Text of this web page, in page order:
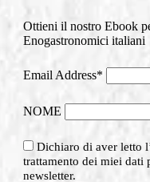
Ottieni il nostro Ebook
Enogastronomici italiani
Email Address*
NOME
Dichiaro di aver letto
trattamento dei miei dati
newsletter.